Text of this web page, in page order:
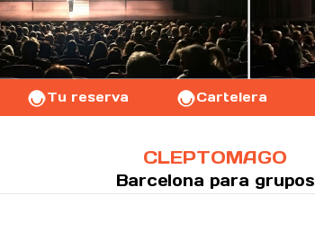
Tu reserva Cartelera
CLEPTOMAGO
Barcelona para grupos